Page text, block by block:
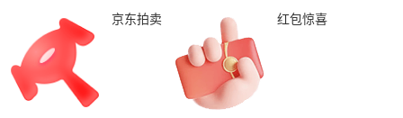
京东拍卖 红包惊喜